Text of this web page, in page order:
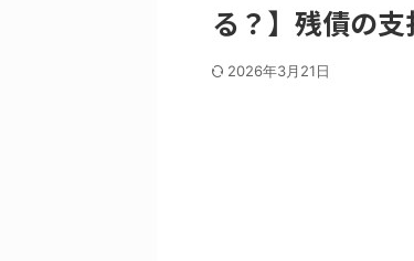
る？】残債の
2026年3月21日